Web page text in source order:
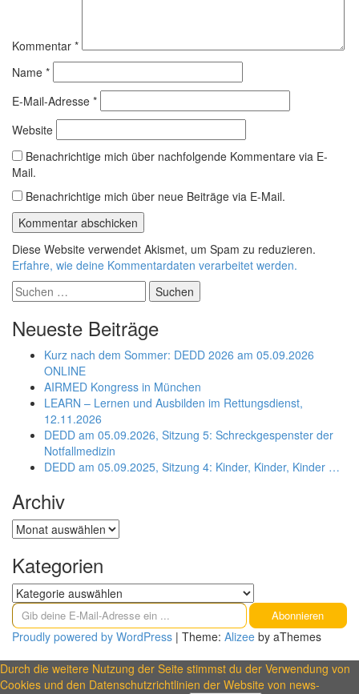
Kommentar *
Name *
E-Mail-Adresse *
Website
Benachrichtige mich über nachfolgende Kommentare via E-
Mail.
Benachrichtige mich über neue Beiträge via E-Mail.
Diese Website verwendet Akismet, um Spam zu reduzieren.
Erfahre, wie deine Kommentardaten verarbeitet werden.
Suchen
nach:
Neueste Beiträge
Kurz nach dem Sommer: DEDD 2026 am 05.09.2026
ONLINE
AIRMED Kongress in München
LEARN – Lernen und Ausbilden im Rettungsdienst,
12.11.2026
DEDD am 05.09.2026, Sitzung 5: Schreckgespenster der
Notfallmedizin
DEDD am 05.09.2025, Sitzung 4: Kinder, Kinder, Kinder …
Archiv
Archiv
Kategorien
Kategorien
Gib deine E-Mail-Adresse ein ...
Abonnieren
Proudly powered by WordPress | Theme: Alizee by aThemes
Durch die weitere Nutzung der Seite stimmst du der Verwendung von
Cookies und den Datenschutzrichtlinien der Website von news-